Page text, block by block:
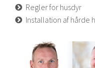
Regler for husdyr
Installation af hårde